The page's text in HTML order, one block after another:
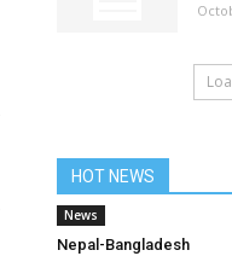
HOT NEWS
News
Nepal-Bangladesh